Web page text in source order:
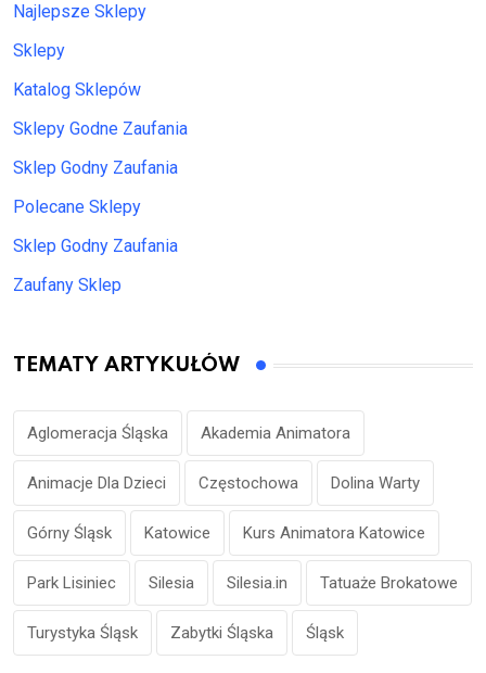
Najlepsze Sklepy
Sklepy
Katalog Sklepów
Sklepy Godne Zaufania
Sklep Godny Zaufania
Polecane Sklepy
Sklep Godny Zaufania
Zaufany Sklep
TEMATY ARTYKUŁÓW
Aglomeracja Śląska Akademia Animatora
Animacje Dla Dzieci Częstochowa Dolina Warty
Górny Śląsk Katowice Kurs Animatora Katowice
Park Lisiniec Silesia Silesia.in Tatuaże Brokatowe
Turystyka Śląsk Zabytki Śląska Śląsk